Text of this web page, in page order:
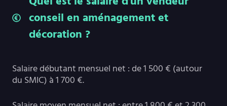
conseil en aménagement et
décoration ?
Salaire débutant mensuel net : de 1 500 € (autour
du SMIC) à 1 700 €.